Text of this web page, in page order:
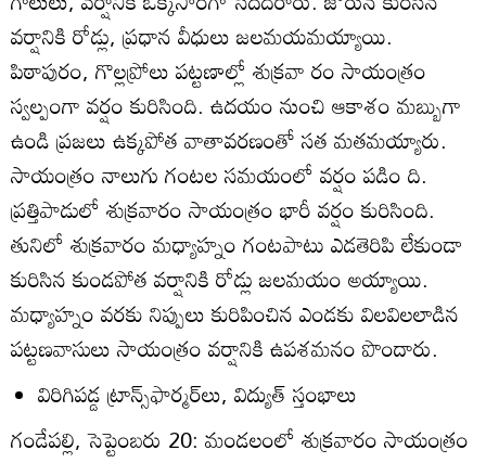
వర్షానికి రోడ్లు, ప్రధాన వీధులు జలమయమయ్యాయి.
పిఠాపురం, గొల్లప్రోలు పట్టణాల్లో శుక్రవా రం సాయంత్రం
స్వల్పంగా వర్షం కురిసింది. ఉదయం నుంచి ఆకాశం మబ్బుగా
ఉండి ప్రజలు ఉక్కపోత వాతావరణంతో సత మతమయ్యారు.
సాయంత్రం నాలుగు గంటల సమయంలో వర్షం పడిం ది.
ప్రత్తిపాడులో శుక్రవారం సాయంత్రం భారీ వర్షం కురిసింది.
తునిలో శుక్రవారం మధ్యాహ్నం గంటపాటు ఎడతెరిపి లేకుండా
కురిసిన కుండపోత వర్షానికి రోడ్లు జలమయం అయ్యాయి.
మధ్యాహ్నం వరకు నిప్పులు కురిపించిన ఎండకు విలవిలలాడిన
పట్టణవాసులు సాయంత్రం వర్షానికి ఉపశమనం పొందారు.
విరిగిపడ్డ ట్రాన్స్‌ఫార్మర్‌లు, విద్యుత్‌ స్తంభాలు
గండేపల్లి, సెప్టెంబరు 20: మండలంలో శుక్రవారం సాయంత్రం